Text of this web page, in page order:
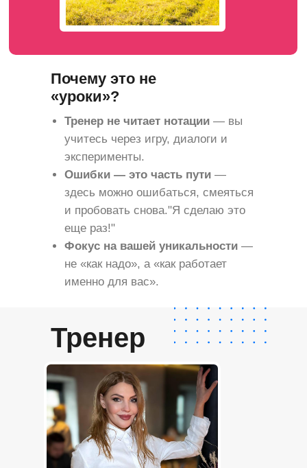
Тренер не читает нотации — вы
учитесь через игру, диалоги и
эксперименты.
Ошибки — это часть пути —
здесь можно ошибаться, смеяться
и пробовать снова."Я сделаю это
еще раз!"
Фокус на вашей уникальности —
не «как надо», а «как работает
именно для вас».
Почему это не
«уроки»?
Тренер